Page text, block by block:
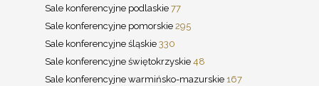
Sale konferencyjne podlaskie 77
Sale konferencyjne pomorskie 295
Sale konferencyjne śląskie 330
Sale konferencyjne świętokrzyskie 48
Sale konferencyjne warmińsko-mazurskie 167